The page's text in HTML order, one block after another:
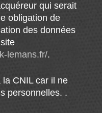
qui serait
obligation de
des données
lemans.fr/.
la CNIL car il ne
personnelles. .